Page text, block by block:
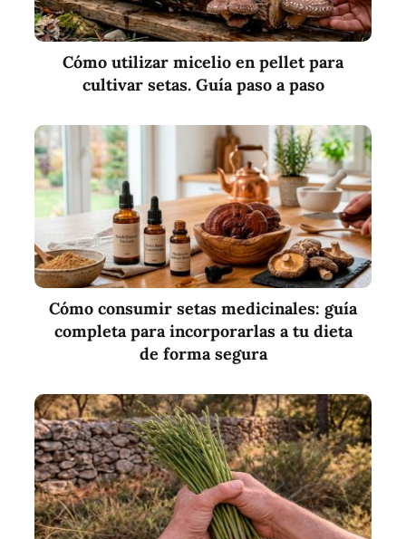
Cómo utilizar micelio en pellet para
cultivar setas. Guía paso a paso
Cómo consumir setas medicinales: guía
completa para incorporarlas a tu dieta
de forma segura